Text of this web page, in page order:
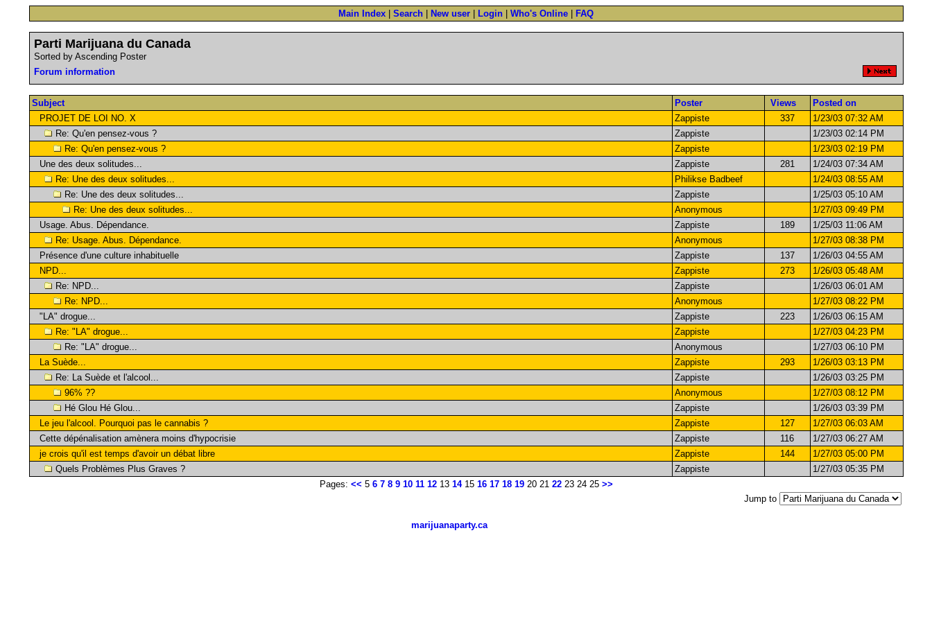
Main Index Search New user Login Who's Online FAQ
Parti Marijuana du Canada
Sorted by Ascending Poster
Forum information
Subject Poster Views
Posted on
PROJET DE LOI NO. X
Zappiste 337
1/23/03 07:32 AM
Re: Qu'en pensez-vous ?
Zappiste
1/23/03 02:14 PM
Re: Qu'en pensez-vous ?
Zappiste
1/23/03 02:19 PM
Une des deux solitudes...
Zappiste 281
1/24/03 07:34 AM
Re: Une des deux solitudes...
Philikse Badbeef
1/24/03 08:55 AM
Re: Une des deux solitudes...
Zappiste
1/25/03 05:10 AM
Re: Une des deux solitudes...
Anonymous
1/27/03 09:49 PM
Usage. Abus. Dépendance.
Zappiste 189
1/25/03 11:06 AM
Re: Usage. Abus. Dépendance.
Anonymous
1/27/03 08:38 PM
Présence d'une culture inhabituelle
Zappiste 137
1/26/03 04:55 AM
NPD...
Zappiste 273
1/26/03 05:48 AM
Re: NPD...
Zappiste
1/26/03 06:01 AM
Re: NPD...
Anonymous
1/27/03 08:22 PM
"LA" drogue...
Zappiste 223
1/26/03 06:15 AM
Re: "LA" drogue...
Zappiste
1/27/03 04:23 PM
Re: "LA" drogue...
Anonymous
1/27/03 06:10 PM
La Suède...
Zappiste 293
1/26/03 03:13 PM
Re: La Suède et l'alcool...
Zappiste
1/26/03 03:25 PM
96% ??
Anonymous
1/27/03 08:12 PM
Hé Glou Hé Glou...
Zappiste
1/26/03 03:39 PM
Le jeu l'alcool. Pourquoi pas le cannabis ?
Zappiste 127
1/27/03 06:03 AM
Cette dépénalisation amènera moins d'hypocrisie
Zappiste 116
1/27/03 06:27 AM
je crois qu'il est temps d'avoir un débat libre
Zappiste 144
1/27/03 05:00 PM
Quels Problèmes Plus Graves ?
Zappiste
1/27/03 05:35 PM
Pages: << 5 6 7 8 9 10 11 1213 1415 16 17 18 1920 21 2223 24 25 >>
Jump to
marijuanaparty.ca